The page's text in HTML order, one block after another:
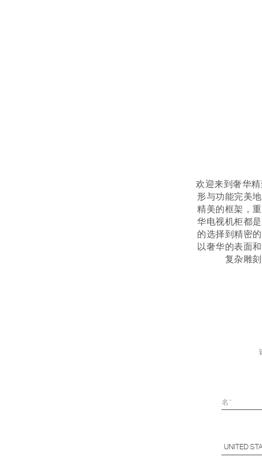
欢迎来到奢华
形与功能完美
精美的框架，
华电视机柜都
的选择到精密
以奢华的表面
复杂雕